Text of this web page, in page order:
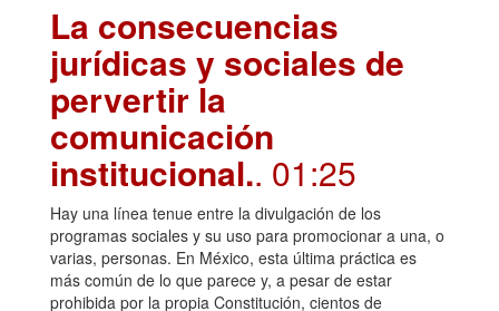
La consecuencias
jurídicas y sociales de
pervertir la
comunicación
institucional.. 01:25
Hay una línea tenue entre la divulgación de los
programas sociales y su uso para promocionar a una, o
varias, personas. En México, esta última práctica es
más común de lo que parece y, a pesar de estar
prohibida por la propia Constitución, cientos de